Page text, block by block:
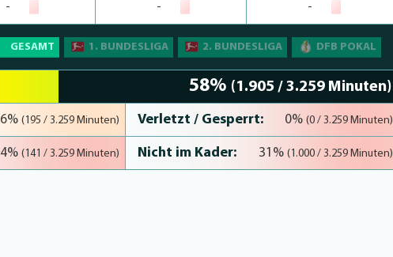
- - -
GESAMT 1. BUNDESLIGA 2. BUNDESLIGA DFB POKAL
58% (1.905 / 3.259 Minuten)
6% (195 / 3.259 Minuten) Verletzt / Gesperrt: 0% (0 / 3.259 Minuten)
4% (141 / 3.259 Minuten) Nicht im Kader: 31% (1.000 / 3.259 Minuten)